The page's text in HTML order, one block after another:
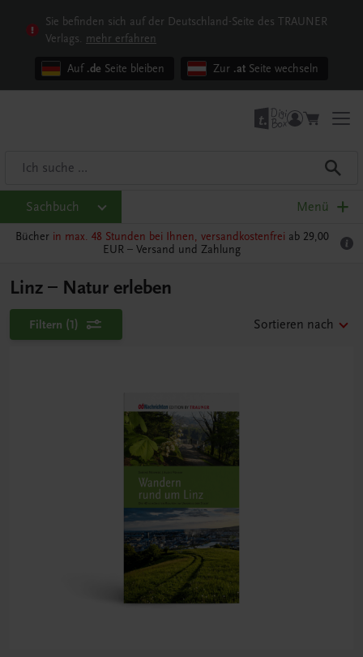
Sie befinden sich auf der Deutschland-Seite des TRAUNER
Verlags. mehr erfahren
Auf .de Seite bleiben Zur .at Seite wechseln
Sachbuch Menü
Bücher in max. 48 Stunden bei Ihnen, versandkostenfrei ab 29,00
EUR – Versand und Zahlung
Linz – Natur erleben
Filtern (1) Sortieren nach